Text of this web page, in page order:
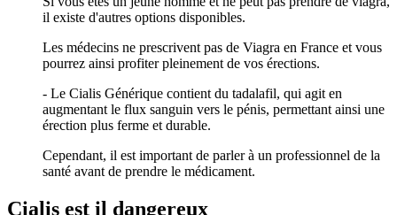
il existe d'autres options disponibles.
Les médecins ne prescrivent pas de Viagra en France et vous
pourrez ainsi profiter pleinement de vos érections.
- Le Cialis Générique contient du tadalafil, qui agit en
augmentant le flux sanguin vers le pénis, permettant ainsi une
érection plus ferme et durable.
Cependant, il est important de parler à un professionnel de la
santé avant de prendre le médicament.
Cialis est il dangereux